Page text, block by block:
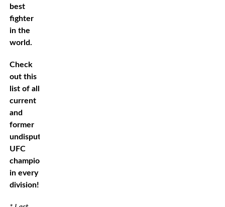
best
fighter
in the
world.
Check
out this
list of all
current
and
former
undisputed
UFC
champions
in every
division!*